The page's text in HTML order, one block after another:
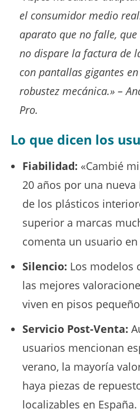
el consumidor medio
aparato que no falle,
no dispare la factura de
con pantallas gigantes
robustez mecánica.» –
Pro.
Lo que dicen los
Fiabilidad: «Cambié
20 años por una
de los plásticos
superior a marcas
comenta un usuario
Silencio: Los modelos
las mejores
viven en pisos
Servicio Post-Venta:
usuarios mencionan
verano, la mayoría
haya piezas de
localizables en España.